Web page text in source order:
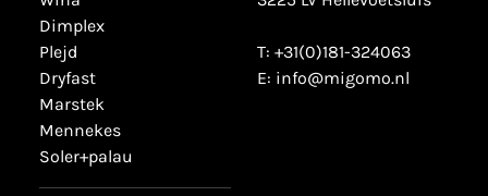
dimplex
plejd
dryfast
marstek
mennekes
soler+palau
T: +31(0)181-324063
E: info@migomo.nl